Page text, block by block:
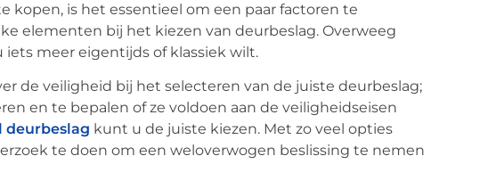
kopen, is het essentieel om een paar factoren te
elementen bij het kiezen van deurbeslag. Overweeg
meer eigentijds of klassiek wilt.
de veiligheid bij het selecteren van de juiste deurbeslag;
en te bepalen of ze voldoen aan de veiligheidseisen
deurbeslag kunt u de juiste kiezen. Met zo veel opties
te doen om een weloverwogen beslissing te nemen